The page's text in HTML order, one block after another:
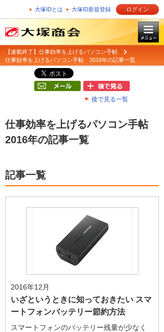
大塚IDとは 大塚ID新規登録 ログイン
【連載終了】仕事効率を上げるパソコン手帖
仕事効率を上げるパソコン手帖 2016年の記事一覧
後で見る一覧
仕事効率を上げるパソコン手帖
2016年の記事一覧
記事一覧
2016年12月
いざというときに知っておきたい スマ
ートフォンバッテリー節約方法
スマートフォンのバッテリー残量が少なく